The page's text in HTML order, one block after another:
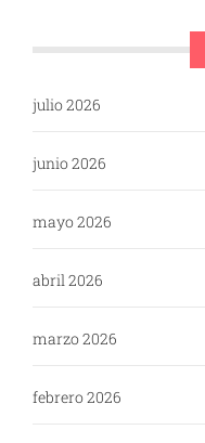
julio 2026
junio 2026
mayo 2026
abril 2026
marzo 2026
febrero 2026